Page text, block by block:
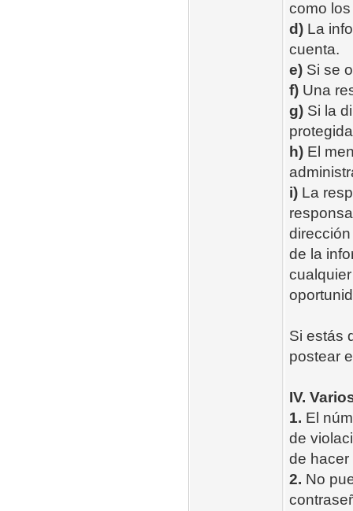
como
d) La
cuenta.
e) Si se
f) Una
g) Si la
h) El
i) La
de la
Si estás
postear
IV.
1. El
de
de hacer
2. No